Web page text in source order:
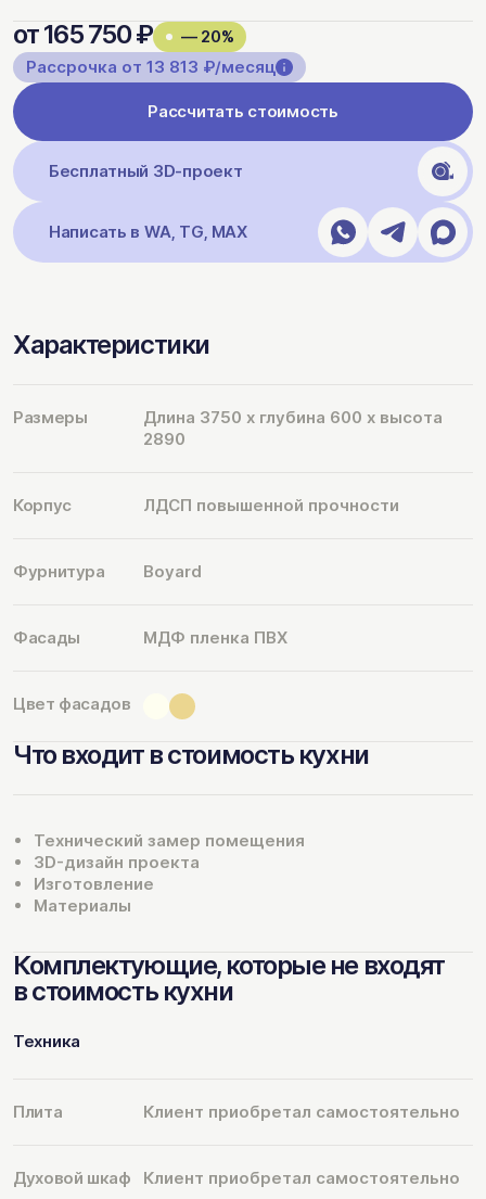
от 165 750 ₽
— 20%
Рассрочка от 13 813 ₽/месяц
Рассчитать стоимость
Бесплатный 3D-проект
Написать в WA, TG, MAX
Характеристики
Размеры
Длина 3750 х глубина 600 х высота
2890
Корпус ЛДСП повышенной прочности
Фурнитура Boyard
Фасады МДФ пленка ПВХ
Цвет фасадов
Что входит в стоимость кухни
Технический замер помещения
3D-дизайн проекта
Изготовление
Материалы
Комплектующие, которые не входят
в стоимость кухни
Техника
Плита Клиент приобретал самостоятельно
Духовой шкаф Клиент приобретал самостоятельно